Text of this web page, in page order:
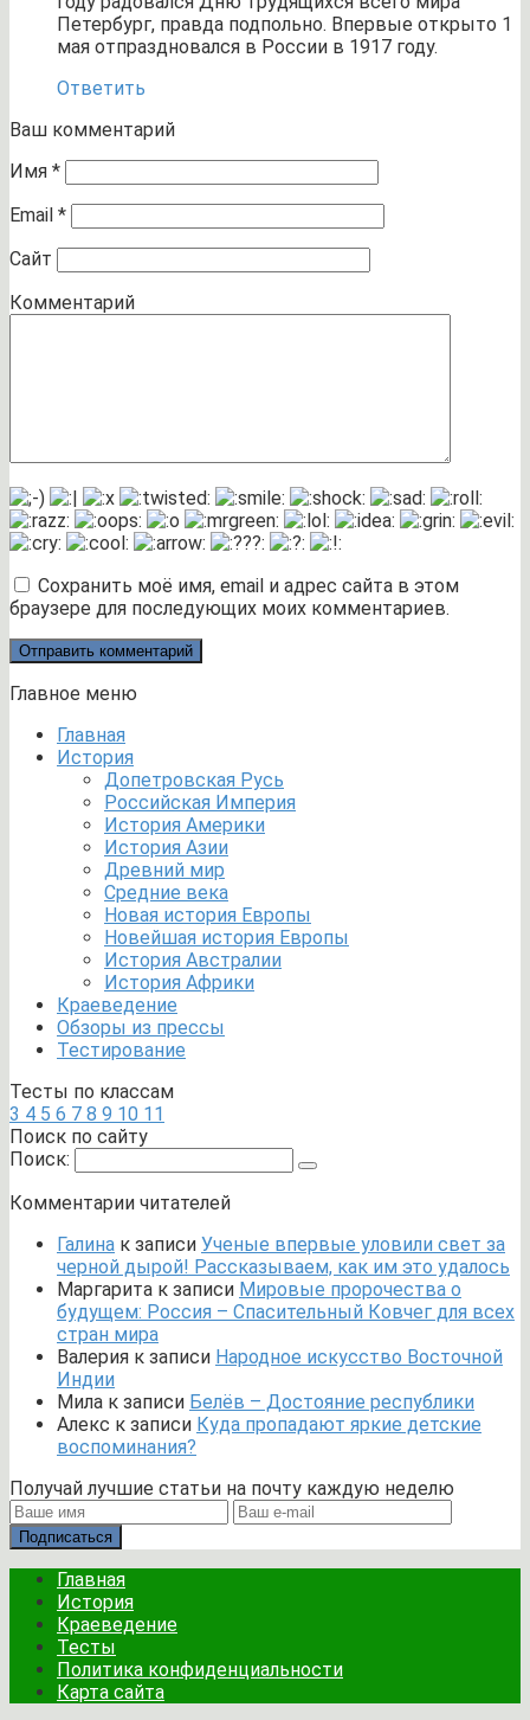
Петербург, правда подпольно. Впервые открыто 1
мая отпраздновался в России в 1917 году.
Ответить
Ваш комментарий
Имя *
Email *
Сайт
Комментарий
Сохранить моё имя, email и адрес сайта в этом
браузере для последующих моих комментариев.
Главное меню
Главная
История
Допетровская Русь
Российская Империя
История Америки
История Азии
Древний мир
Средние века
Новая история Европы
Новейшая история Европы
История Австралии
История Африки
Краеведение
Обзоры из прессы
Тестирование
Тесты по классам
3 4 5 6 7 8 9 10 11
Поиск по сайту
Поиск:
Комментарии читателей
Галина к записи Ученые впервые уловили свет за
черной дырой! Рассказываем, как им это удалось
Маргарита к записи Мировые пророчества о
будущем: Россия – Спасительный Ковчег для всех
стран мира
Валерия к записи Народное искусство Восточной
Индии
Мила к записи Белёв – Достояние республики
Алекс к записи Куда пропадают яркие детские
воспоминания?
Получай лучшие статьи на почту каждую неделю
Подписаться
Главная
История
Краеведение
Тесты
Политика конфиденциальности
Карта сайта